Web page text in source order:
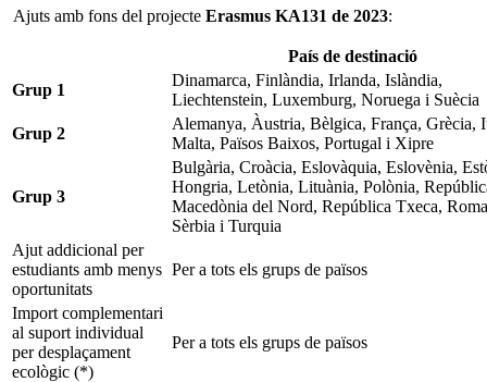
Ajuts amb fons del projecte Erasmus KA131 de 2023:
País de destinació
Grup 1
Dinamarca, Finlàndia, Irlanda, Islàndia,
Liechtenstein, Luxemburg, Noruega i Suècia
Grup 2
Alemanya, Àustria, Bèlgica, França, Grècia,
Malta, Països Baixos, Portugal i Xipre
Grup 3
Bulgària, Croàcia, Eslovàquia, Eslovènia,
Hongria, Letònia, Lituània, Polònia,
Macedònia del Nord, República Txeca,
Sèrbia i Turquia
Ajut addicional per
estudiants amb menys
oportunitats
Per a tots els grups de països
Import complementari
al suport individual
per desplaçament
ecològic (*)
Per a tots els grups de països